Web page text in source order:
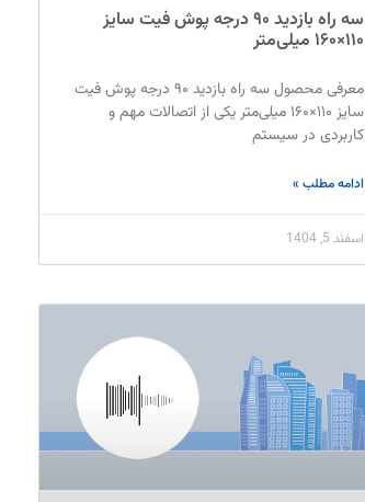
سه راه بازدید ۹۰ درجه پوش فیت سایز
۱۱۰×۱۶۰ میلی‌متر
معرفی محصول سه راه بازدید ۹۰ درجه پوش فیت
سایز ۱۱۰×۱۶۰ میلی‌متر یکی از اتصالات مهم و
کاربردی در سیستم
ادامه مطلب »
اسفند 5, 1404